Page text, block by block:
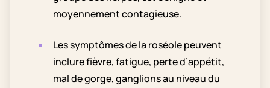
moyennement contagieuse.
Les symptômes de la roséole peuvent
inclure fièvre, fatigue, perte d’appétit,
mal de gorge, ganglions au niveau du